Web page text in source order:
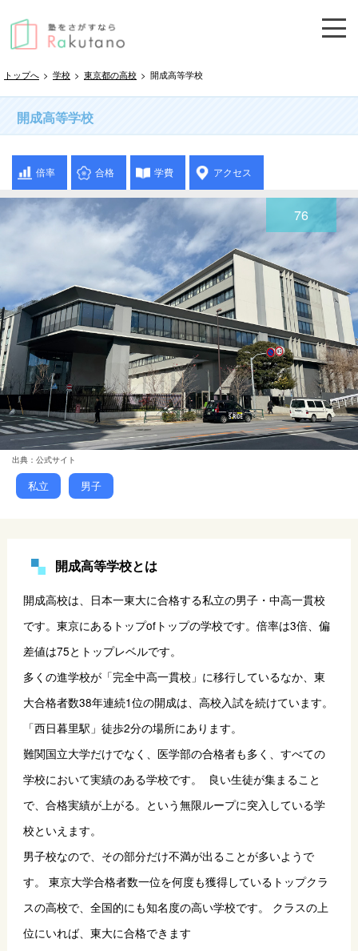
トップへ > 学校 > 東京都の高校 > 開成高等学校
開成高等学校
倍率 合格 学費 アクセス
76
出典：公式サイト
私立 男子
開成高等学校とは
開成高校は、日本一東大に合格する私立の男子・中高一貫校
です。東京にあるトップofトップの学校です。倍率は3倍、偏
差値は75とトップレベルです。
多くの進学校が「完全中高一貫校」に移行しているなか、東
大合格者数38年連続1位の開成は、高校入試を続けています。
「西日暮里駅」徒歩2分の場所にあります。
難関国立大学だけでなく、医学部の合格者も多く、すべての
学校において実績のある学校です。  良い生徒が集まること
で、合格実績が上がる。という無限ループに突入している学
校といえます。
男子校なので、その部分だけ不満が出ることが多いようで
す。 東京大学合格者数一位を何度も獲得しているトップクラ
スの高校で、全国的にも知名度の高い学校です。 クラスの上
位にいれば、東大に合格できます